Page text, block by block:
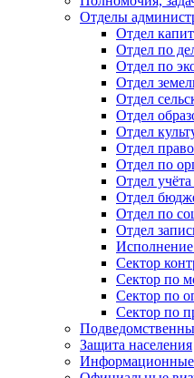
Отделы
Отдел
Отдел по
Отдел по
Отдел
Отдел
Отдел
Отдел
Отдел
Отдел по
Отдел
Отдел
Отдел по
Отдел
Сектор
Сектор по
Сектор по
Сектор по
Защита населения